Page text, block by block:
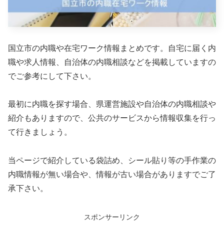
国立市の内職や在宅ワーク情報まとめです。自宅に届く内
職や求人情報、自治体の内職相談などを掲載していますの
でご参考にして下さい。
最初に内職を探す場合、県運営施設や自治体の内職相談や
紹介もありますので、公共のサービスから情報収集を行っ
て行きましょう。
当ページで紹介している袋詰め、シール貼り等の手作業の
内職情報が無い場合や、情報が古い場合がありますでご了
承下さい。
スポンサーリンク